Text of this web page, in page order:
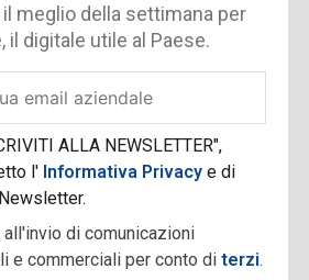
meglio della settimana per
il digitale utile al Paese.
ALLA NEWSLETTER",
l' Informativa Privacye di
di comunicazioni
e commerciali per conto diterzi.